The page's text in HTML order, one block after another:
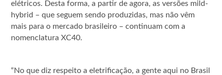
elétricos. Desta forma, a partir de agora, as versões mild-
hybrid – que seguem sendo produzidas, mas não vêm
mais para o mercado brasileiro – continuam com a
nomenclatura XC40.
“No que diz respeito a eletrificação, a gente aqui no Brasil